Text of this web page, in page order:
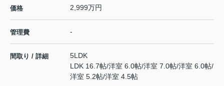
価格 2,999万円
管理費 -
間取り / 詳細
5LDK
LDK 16.7帖/洋室 6.0帖/洋室 7.0帖/洋室 6.0帖/
洋室 5.2帖/洋室 4.5帖